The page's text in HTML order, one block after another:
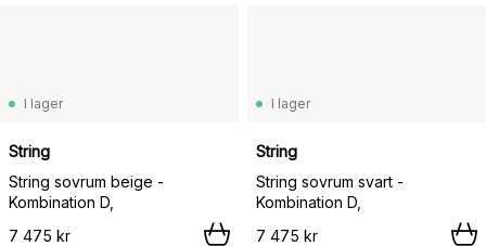
I lager
String
String sovrum beige -
Kombination D,
7 475 kr
I lager
String
String sovrum svart -
Kombination D,
7 475 kr